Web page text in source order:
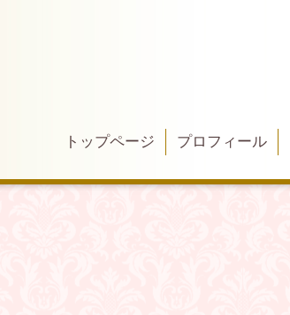
トップページ プロフィール